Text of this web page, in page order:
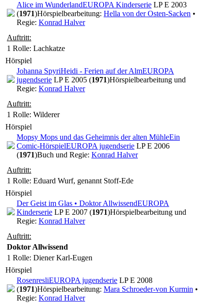
Alice im WunderlandEUROPA Kinderserie LP E 2003
(1971)Hörspielbearbeitung: Hella von der Osten-Sacken •
Regie: Konrad Halver
Auftritt:
1 Rolle: Lachkatze
Hörspiel
Johanna SpyriHeidi - Ferien auf der AlmEUROPA
jugendserie LP E 2005 (1971)Hörspielbearbeitung und
Regie: Konrad Halver
Auftritt:
1 Rolle: Wilderer
Hörspiel
Mopsy Mops und das Geheimnis der alten MühleEin
Comic-HörspielEUROPA jugendserie LP E 2006
(1971)Buch und Regie: Konrad Halver
Auftritt:
1 Rolle: Eduard Wurf, genannt Stoff-Ede
Hörspiel
Der Geist im Glas • Doktor AllwissendEUROPA
Kinderserie LP E 2007 (1971)Hörspielbearbeitung und
Regie: Konrad Halver
Auftritt:
Doktor Allwissend
1 Rolle: Diener Karl-Eugen
Hörspiel
RosenresliEUROPA jugendserie LP E 2008
(1971)Hörspielbearbeitung: Mara Schroeder-von Kurmin •
Regie: Konrad Halver